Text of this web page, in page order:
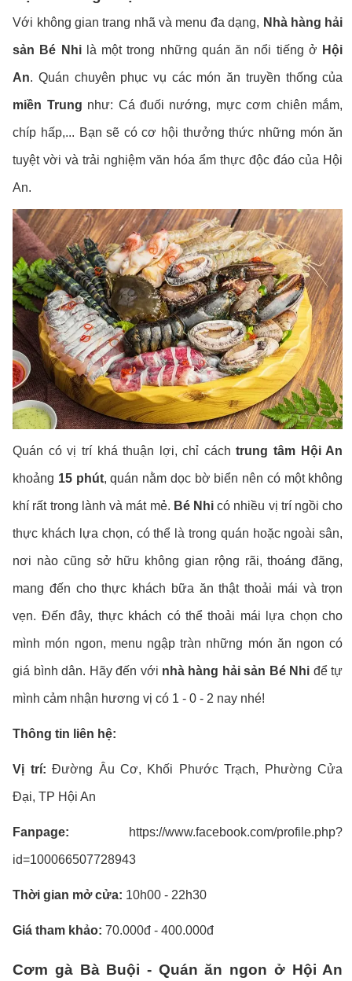
Với không gian trang nhã và menu đa dạng, Nhà hàng hải
sản Bé Nhi là một trong những quán ăn nổi tiếng ở Hội
An. Quán chuyên phục vụ các món ăn truyền thống của
miền Trung như: Cá đuối nướng, mực cơm chiên mắm,
chíp hấp,... Bạn sẽ có cơ hội thưởng thức những món ăn
tuyệt vời và trải nghiệm văn hóa ẩm thực độc đáo của Hội
An.
Quán có vị trí khá thuận lợi, chỉ cáchtrung tâm Hội An
khoảng 15 phút, quán nằm dọc bờ biển nên có một không
khí rất trong lành và mát mẻ. Bé Nhicó nhiều vị trí ngồi cho
thực khách lựa chọn, có thể là trong quán hoặc ngoài sân,
nơi nào cũng sở hữu không gian rộng rãi, thoáng đãng,
mang đến cho thực khách bữa ăn thật thoải mái và trọn
vẹn. Đến đây, thực khách có thể thoải mái lựa chọn cho
mình món ngon, menu ngập tràn những món ăn ngon có
giá bình dân. Hãy đến với nhà hàng hải sản Bé Nhi để tự
mình cảm nhận hương vị có 1 - 0 - 2 nay nhé!
Thông tin liên hệ:
Vị trí: Đường Âu Cơ, Khối Phước Trạch, Phường Cửa
Đại, TP Hội An
Fanpage: https://www.facebook.com/profile.php?
id=100066507728943
Thời gian mở cửa: 10h00 - 22h30
Giá tham khảo: 70.000đ - 400.000đ
Cơm gà Bà Buội - Quán ăn ngon ở Hội An